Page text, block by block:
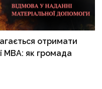
отримати
МВА: як громада